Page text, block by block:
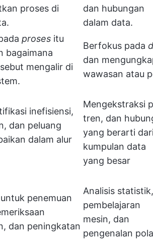
proses di
dan hubungan
dalam data.
proses itu
bagaimana
mengalir di
Berfokus pada
dan
wawasan atau
inefisiensi,
dan peluang
dalam alur
Mengekstraksi
tren, dan
yang berarti dari
kumpulan data
yang besar
penemuan
dan peningkatan
Analisis statistik,
pembelajaran
mesin, dan
pengenalan pola